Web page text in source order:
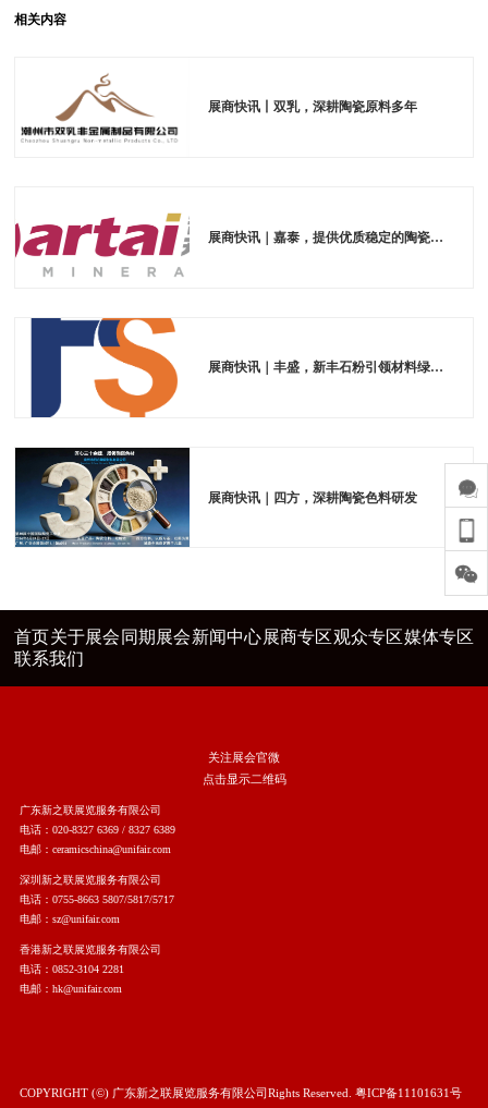
相关内容
展商快讯丨双乳，深耕陶瓷原料多年
展商快讯｜嘉泰，提供优质稳定的陶瓷原料
展商快讯｜丰盛，新丰石粉引领材料绿色发展
展商快讯｜四方，深耕陶瓷色料研发
首页关于展会 同期展会新闻中心展商专区观众专区媒体专区
联系我们
关注展会官微
点击显示二维码
广东新之联展览服务有限公司
电话：020-8327 6369 / 8327 6389
电邮：ceramicschina@unifair.com
深圳新之联展览服务有限公司
电话：0755-8663 5807/5817/5717
电邮：sz@unifair.com
香港新之联展览服务有限公司
电话：0852-3104 2281
电邮：hk@unifair.com
COPYRIGHT (©) 广东新之联展览服务有限公司Rights Reserved. 粤ICP备11101631号